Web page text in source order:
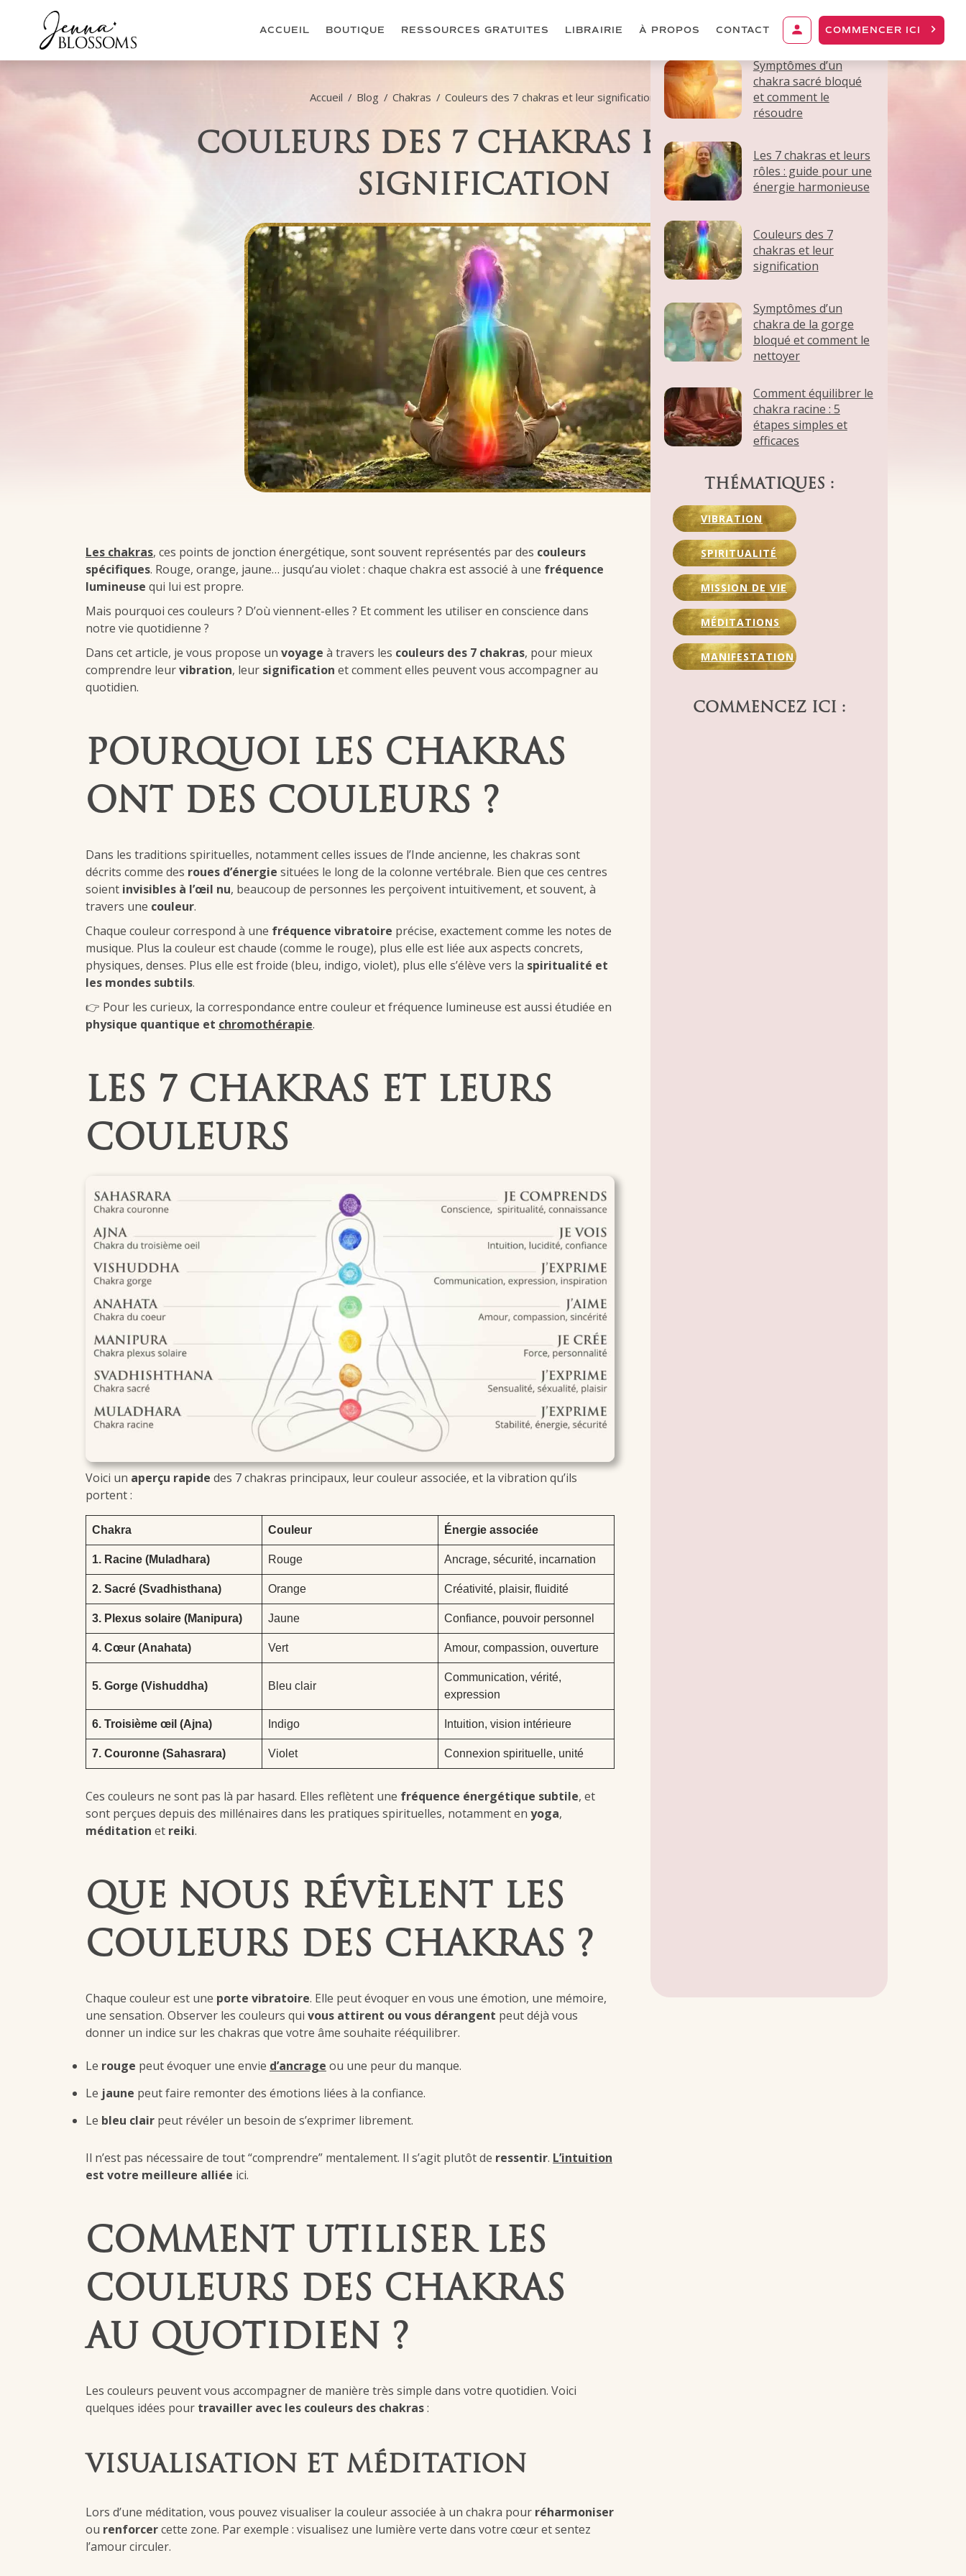
ACCUEIL BOUTIQUE RESSOURCES GRATUITES LIBRAIRIE À PROPOS CONTACT COMMENCER ICI
Accueil / Blog / Chakras / Couleurs des 7 chakras et leur signification
COULEURS DES 7 CHAKRAS ET LEUR
SIGNIFICATION
Les chakras, ces points de jonction énergétique, sont souvent représentés par des couleurs
spécifiques. Rouge, orange, jaune… jusqu’au violet : chaque chakra est associé à une fréquence
lumineuse qui lui est propre.
Mais pourquoi ces couleurs ? D’où viennent-elles ? Et comment les utiliser en conscience dans
notre vie quotidienne ?
Dans cet article, je vous propose un voyage à travers les couleurs des 7 chakras, pour mieux
comprendre leurvibration, leur signification et comment elles peuvent vous accompagner au
quotidien.
POURQUOI LES CHAKRAS
ONT DES COULEURS ?
Dans les traditions spirituelles, notamment celles issues de l’Inde ancienne, les chakras sont
décrits comme des roues d’énergie situées le long de la colonne vertébrale. Bien que ces centres
soient invisibles à l’œil nu, beaucoup de personnes les perçoivent intuitivement, et souvent, à
travers une couleur.
Chaque couleur correspond à une fréquence vibratoire précise, exactement comme les notes de
musique. Plus la couleur est chaude (comme le rouge), plus elle est liée aux aspects concrets,
physiques, denses. Plus elle est froide (bleu, indigo, violet), plus elle s’élève vers la spiritualité et
les mondes subtils.
👉 Pour les curieux, la correspondance entre couleur et fréquence lumineuse est aussi étudiée en
physique quantique et chromothérapie.
LES 7 CHAKRAS ET LEURS
COULEURS
Voici un aperçu rapide des 7 chakras principaux, leur couleur associée, et la vibration qu’ils
portent :
Chakra Couleur Énergie associée
1. Racine (Muladhara) Rouge Ancrage, sécurité, incarnation
2. Sacré (Svadhisthana) Orange Créativité, plaisir, fluidité
3. Plexus solaire (Manipura) Jaune Confiance, pouvoir personnel
4. Cœur (Anahata) Vert Amour, compassion, ouverture
5. Gorge (Vishuddha) Bleu clair
Communication, vérité,
expression
6. Troisième œil (Ajna) Indigo Intuition, vision intérieure
7. Couronne (Sahasrara) Violet Connexion spirituelle, unité
Ces couleurs ne sont pas là par hasard. Elles reflètent une fréquence énergétique subtile, et
sont perçues depuis des millénaires dans les pratiques spirituelles, notamment en yoga,
méditation et reiki.
QUE NOUS RÉVÈLENT LES
COULEURS DES CHAKRAS ?
Chaque couleur est une porte vibratoire. Elle peut évoquer en vous une émotion, une mémoire,
une sensation. Observer les couleurs qui vous attirent ou vous dérangent peut déjà vous
donner un indice sur les chakras que votre âme souhaite rééquilibrer.
Le rouge peut évoquer une envie d’ancrage ou une peur du manque.
Le jaune peut faire remonter des émotions liées à la confiance.
Le bleu clair peut révéler un besoin de s’exprimer librement.
Il n’est pas nécessaire de tout “comprendre” mentalement. Il s’agit plutôt de ressentir. L’intuition
est votre meilleure alliée ici.
COMMENT UTILISER LES
COULEURS DES CHAKRAS
AU QUOTIDIEN ?
Les couleurs peuvent vous accompagner de manière très simple dans votre quotidien. Voici
quelques idées pour travailler avec les couleurs des chakras:
VISUALISATION ET MÉDITATION
Lors d’une méditation, vous pouvez visualiser la couleur associée à un chakra pour réharmoniser
ou renforcercette zone. Par exemple : visualisez une lumière verte dans votre cœur et sentez
l’amour circuler.
ARTICLES SIMILAIRES
Symptômes d’un
chakra sacré bloqué
et comment le
résoudre
Les 7 chakras et leurs
rôles : guide pour une
énergie harmonieuse
Couleurs des 7
chakras et leur
signification
Symptômes d’un
chakra de la gorge
bloqué et comment le
nettoyer
Comment équilibrer le
chakra racine : 5
étapes simples et
efficaces
THÉMATIQUES :
VIBRATION
SPIRITUALITÉ
MISSION DE VIE
MÉDITATIONS
MANIFESTATION
COMMENCEZ ICI :